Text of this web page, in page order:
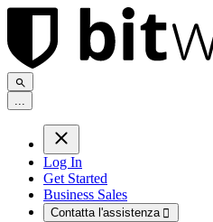
...
Log In
Get Started
Business Sales
Contatta l'assistenza 